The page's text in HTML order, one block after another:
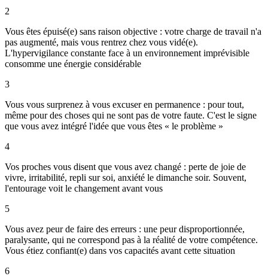
2
Vous êtes épuisé(e) sans raison objective : votre charge de travail n'a
pas augmenté, mais vous rentrez chez vous vidé(e).
L'hypervigilance constante face à un environnement imprévisible
consomme une énergie considérable
3
Vous vous surprenez à vous excuser en permanence : pour tout,
même pour des choses qui ne sont pas de votre faute. C'est le signe
que vous avez intégré l'idée que vous êtes « le problème »
4
Vos proches vous disent que vous avez changé : perte de joie de
vivre, irritabilité, repli sur soi, anxiété le dimanche soir. Souvent,
l'entourage voit le changement avant vous
5
Vous avez peur de faire des erreurs : une peur disproportionnée,
paralysante, qui ne correspond pas à la réalité de votre compétence.
Vous étiez confiant(e) dans vos capacités avant cette situation
6